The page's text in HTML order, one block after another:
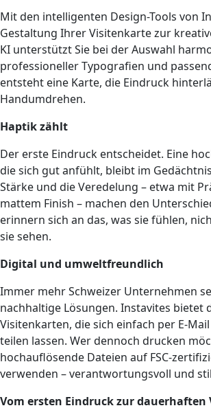
Mit den intelligenten Design-Tools von
Gestaltung Ihrer Visitenkarte zur
KI unterstützt Sie bei der Auswahl
professioneller Typografien und
entsteht eine Karte, die Eindruck
Handumdrehen.
Haptik zählt
Der erste Eindruck entscheidet. Eine
die sich gut anfühlt, bleibt im
Stärke und die Veredelung – etwa mit
mattem Finish – machen den
erinnern sich an das, was sie fühlen,
sie sehen.
Digital und umweltfreundlich
Immer mehr Schweizer Unternehmen
nachhaltige Lösungen. Instavites bietet
Visitenkarten, die sich einfach per E-
teilen lassen. Wer dennoch drucken
hochauflösende Dateien auf FSC-
verwenden – verantwortungsvoll und
Vom ersten Eindruck zur dauerhaften